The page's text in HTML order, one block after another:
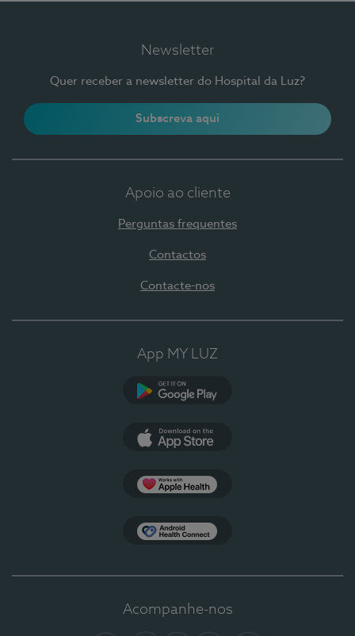
Newsletter
Quer receber a newsletter do Hospital da Luz?
Subscreva aqui
Apoio ao cliente
Perguntas frequentes
Contactos
Contacte-nos
App MY LUZ
Acompanhe-nos